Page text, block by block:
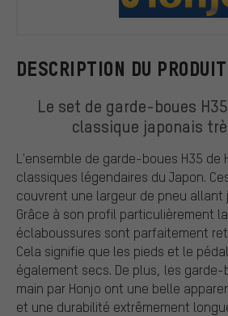
DESCRIPTION DU PRODUIT
Le set de garde-boues
classique japonais
L'ensemble de garde-boues H35 de
classiques légendaires du Japon.
couvrent une largeur de pneu allant
Grâce à son profil particulièrement
éclaboussures sont parfaitement
Cela signifie que les pieds et le
également secs. De plus, les
main par Honjo ont une belle
et une durabilité extrêmement